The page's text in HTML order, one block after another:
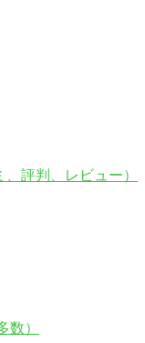
評判、レビュー）
数）